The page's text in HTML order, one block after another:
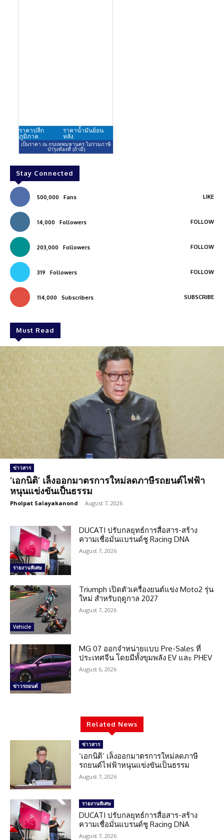
Stay Connected
500,000 Fans LIKE
14,000 Followers FOLLOW
203,000 Followers FOLLOW
319 Followers FOLLOW
114,000 Subscribers SUBSCRIBE
Must Read
ข่าวสาร
‘เอกนิติ’ เล็งออกมาตรการใหม่ลดภาษีรถยนต์ไฟฟ้า
หนุนแข่งขันเป็นธรรม
Pholpat Salayakanond - August 7, 2026
รายงานพิเศษ
DUCATI ปรับกลยุทธ์การสื่อสาร-สร้าง
ความเชื่อมั่นแบรนด์ชู Racing DNA
August 7, 2026
Vehicle
Triumph เปิดตัวเครื่องยนต์แข่ง Moto2 รุ่น
ใหม่ สำหรับฤดูกาล 2027
August 7, 2026
ข่าวรถยนต์
MG 07 ออกจำหน่ายแบบ Pre-Sales ที่
ประเทศจีน โดยมีทั้งขุมพลัง EV และ PHEV
August 6, 2026
Related News
ข่าวสาร
‘เอกนิติ’ เล็งออกมาตรการใหม่ลดภาษี
รถยนต์ไฟฟ้าหนุนแข่งขันเป็นธรรม
August 7, 2026
รายงานพิเศษ
DUCATI ปรับกลยุทธ์การสื่อสาร-สร้าง
ความเชื่อมั่นแบรนด์ชู Racing DNA
August 7, 2026